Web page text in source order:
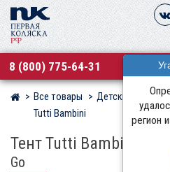
регион
8 (800) 775-64-31
Магазин детских колясок
Все товары Детские манежи
Tutti Bambini
Тент Tutti Bambini
Go